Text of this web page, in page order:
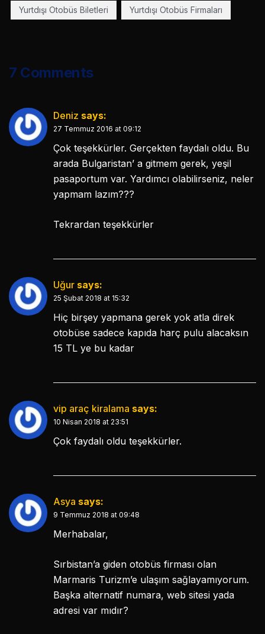
Yurtdışı Otobüs Biletleri Yurtdışı Otobüs Firmaları
7 Comments
Deniz says:
27 Temmuz 2016 at 09:12
Çok teşekkürler. Gerçekten faydalı oldu. Bu
arada Bulgaristan’ a gitmem gerek, yeşil
pasaportum var. Yardımcı olabilirseniz, neler
yapmam lazım???
Tekrardan teşekkürler
Uğur says:
25 Şubat 2018 at 15:32
Hiç birşey yapmana gerek yok atla direk
otobüse sadece kapıda harç pulu alacaksın
15 TL ye bu kadar
vip araç kiralama says:
10 Nisan 2018 at 23:51
Çok faydalı oldu teşekkürler.
Asya says:
9 Temmuz 2018 at 09:48
Merhabalar,
Sırbistan’a giden otobüs firması olan
Marmaris Turizm’e ulaşım sağlayamıyorum.
Başka alternatif numara, web sitesi yada
adresi var mıdır?